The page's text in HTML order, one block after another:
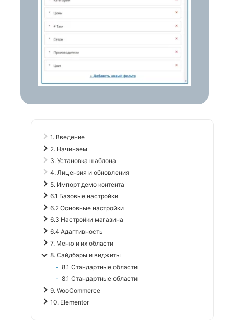
1. Введение
2. Начинаем
3. Установка шаблона
4. Лицензия и обновления
5. Импорт демо контента
6.1 Базовые настройки
6.2 Основные настройки
6.3 Настройки магазина
6.4 Адаптивность
7. Меню и их области
8. Сайдбары и виджиты
8.1 Стандартные области
8.1 Стандартные области
9. WooCommerce
10. Elementor